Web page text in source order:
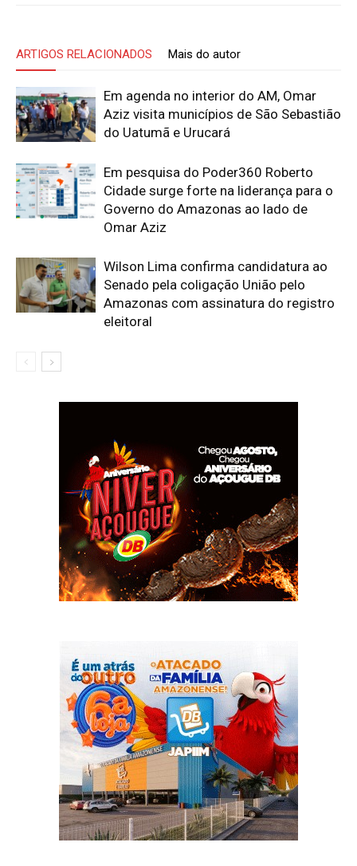
ARTIGOS RELACIONADOS Mais do autor
Em agenda no interior do AM, Omar
Aziz visita municípios de São Sebastião
do Uatumã e Urucará
Em pesquisa do Poder360 Roberto
Cidade surge forte na liderança para o
Governo do Amazonas ao lado de
Omar Aziz
Wilson Lima confirma candidatura ao
Senado pela coligação União pelo
Amazonas com assinatura do registro
eleitoral